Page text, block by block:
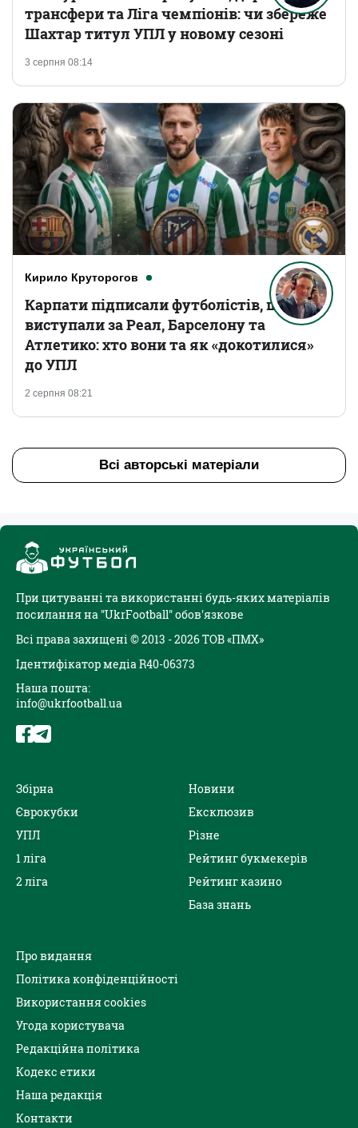
3 серпня 08:14
трансфери та Ліга чемпіонів: чи збереже
Шахтар титул УПЛ у новому сезоні
Кирило Круторогов
2 серпня 08:21
Карпати підписали футболістів, що
виступали за Реал, Барселону та
Атлетико: хто вони та як «докотилися»
до УПЛ
Всі авторські матеріали
При цитуванні та використанні будь-яких матеріалів
посилання на "UkrFootball" обов'язкове
Всі права захищені © 2013 - 2026 ТОВ «ПМХ»
Ідентифікатор медіа R40-06373
Наша пошта:
info@ukrfootball.ua
Збірна
Єврокубки
УПЛ
1 ліга
2 ліга
Новини
Ексклюзив
Різне
Рейтинг букмекерів
Рейтинг казино
База знань
Про видання
Політика конфіденційності
Використання cookies
Угода користувача
Редакційна політика
Кодекс етики
Наша редакція
Контакти